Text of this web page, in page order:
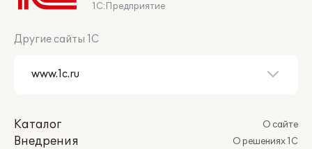
1С:Предприятие
Другие сайты 1С
Каталог
Внедрения
О сайте
О решениях 1С